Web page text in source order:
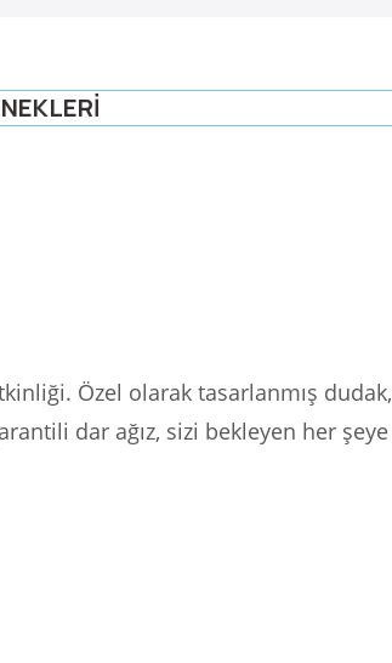
Özel olarak tasarlanmış dudak,
dar ağız, sizi bekleyen her şeye